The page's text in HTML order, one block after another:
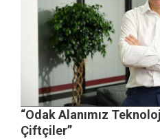
“Odak Alanımız
Çiftçiler”